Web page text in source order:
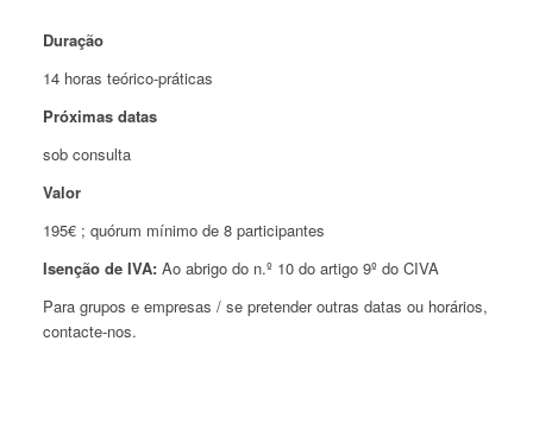
Duração
14 horas teórico-práticas
Próximas datas
sob consulta
Valor
195€ ; quórum mínimo de 8 participantes
Isenção de IVA: Ao abrigo do n.º 10 do artigo 9º do CIVA
Para grupos e empresas / se pretender outras datas ou horários,
contacte-nos.